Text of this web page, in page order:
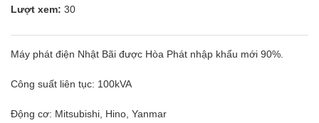
Lượt xem: 30
Máy phát điện Nhật Bãi được Hòa Phát nhập khẩu mới 90%.
Công suất liên tục: 100kVA
Động cơ: Mitsubishi, Hino, Yanmar